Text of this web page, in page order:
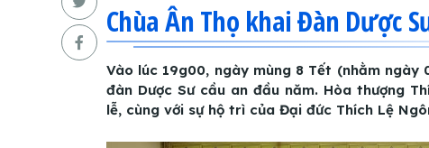
Chùa Ân Thọ khai Đàn Dược
Vào lúc 19g00, ngày mùng 8 Tết (nhằm ngày
đàn Dược Sư cầu an đầu năm. Hòa thượng
lễ, cùng với sự hộ trì của Đại đức Thích Lệ